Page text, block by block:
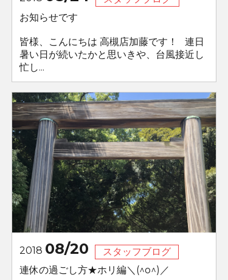
お知らせです
皆様、こんにちは 高槻店加藤です！ 連日
暑い日が続いたかと思いきや、台風接近し
忙し...
2018 08/20
スタッフブログ
連休の過ごし方★ホリ編＼(^o^)／